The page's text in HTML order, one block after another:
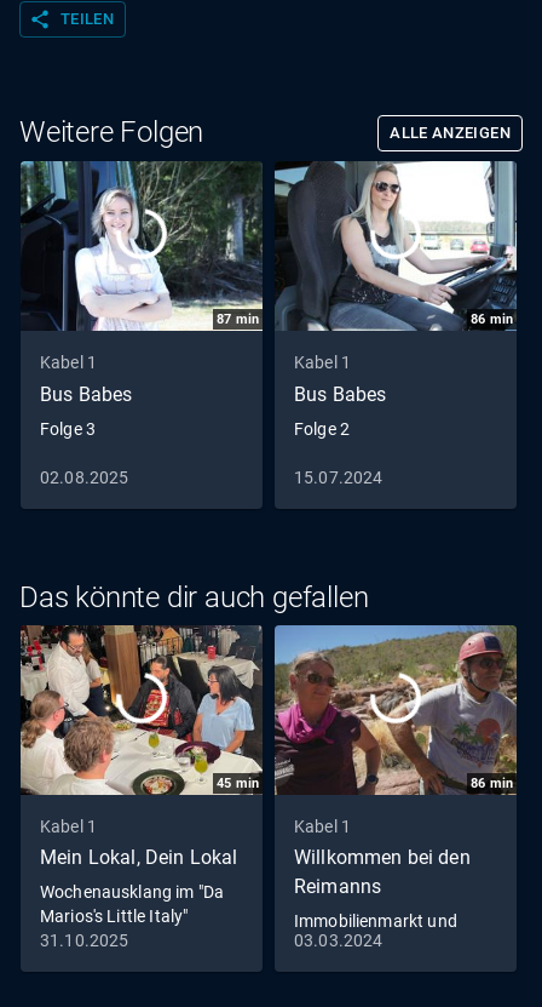
"Deutschlands meiste Band der Welt": Knorkator aus
share TEILEN
Weitere Folgen ALLE ANZEIGEN
87 min
Kabel 1
Bus Babes
Folge 3
02.08.2025
86 min
Kabel 1
Bus Babes
Folge 2
15.07.2024
Das könnte dir auch gefallen
45 min
Kabel 1
Mein Lokal, Dein Lokal
Wochenausklang im "Da
Marios's Little Italy"
31.10.2025
86 min
Kabel 1
Willkommen bei den
Reimanns
Immobilienmarkt und
Romantik pur - Die
Reimanns erneuern ihr
03.03.2024